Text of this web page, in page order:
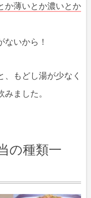
か薄いとか濃いとか
ないから！
、もどし湯が少なく
ました。
の種類一